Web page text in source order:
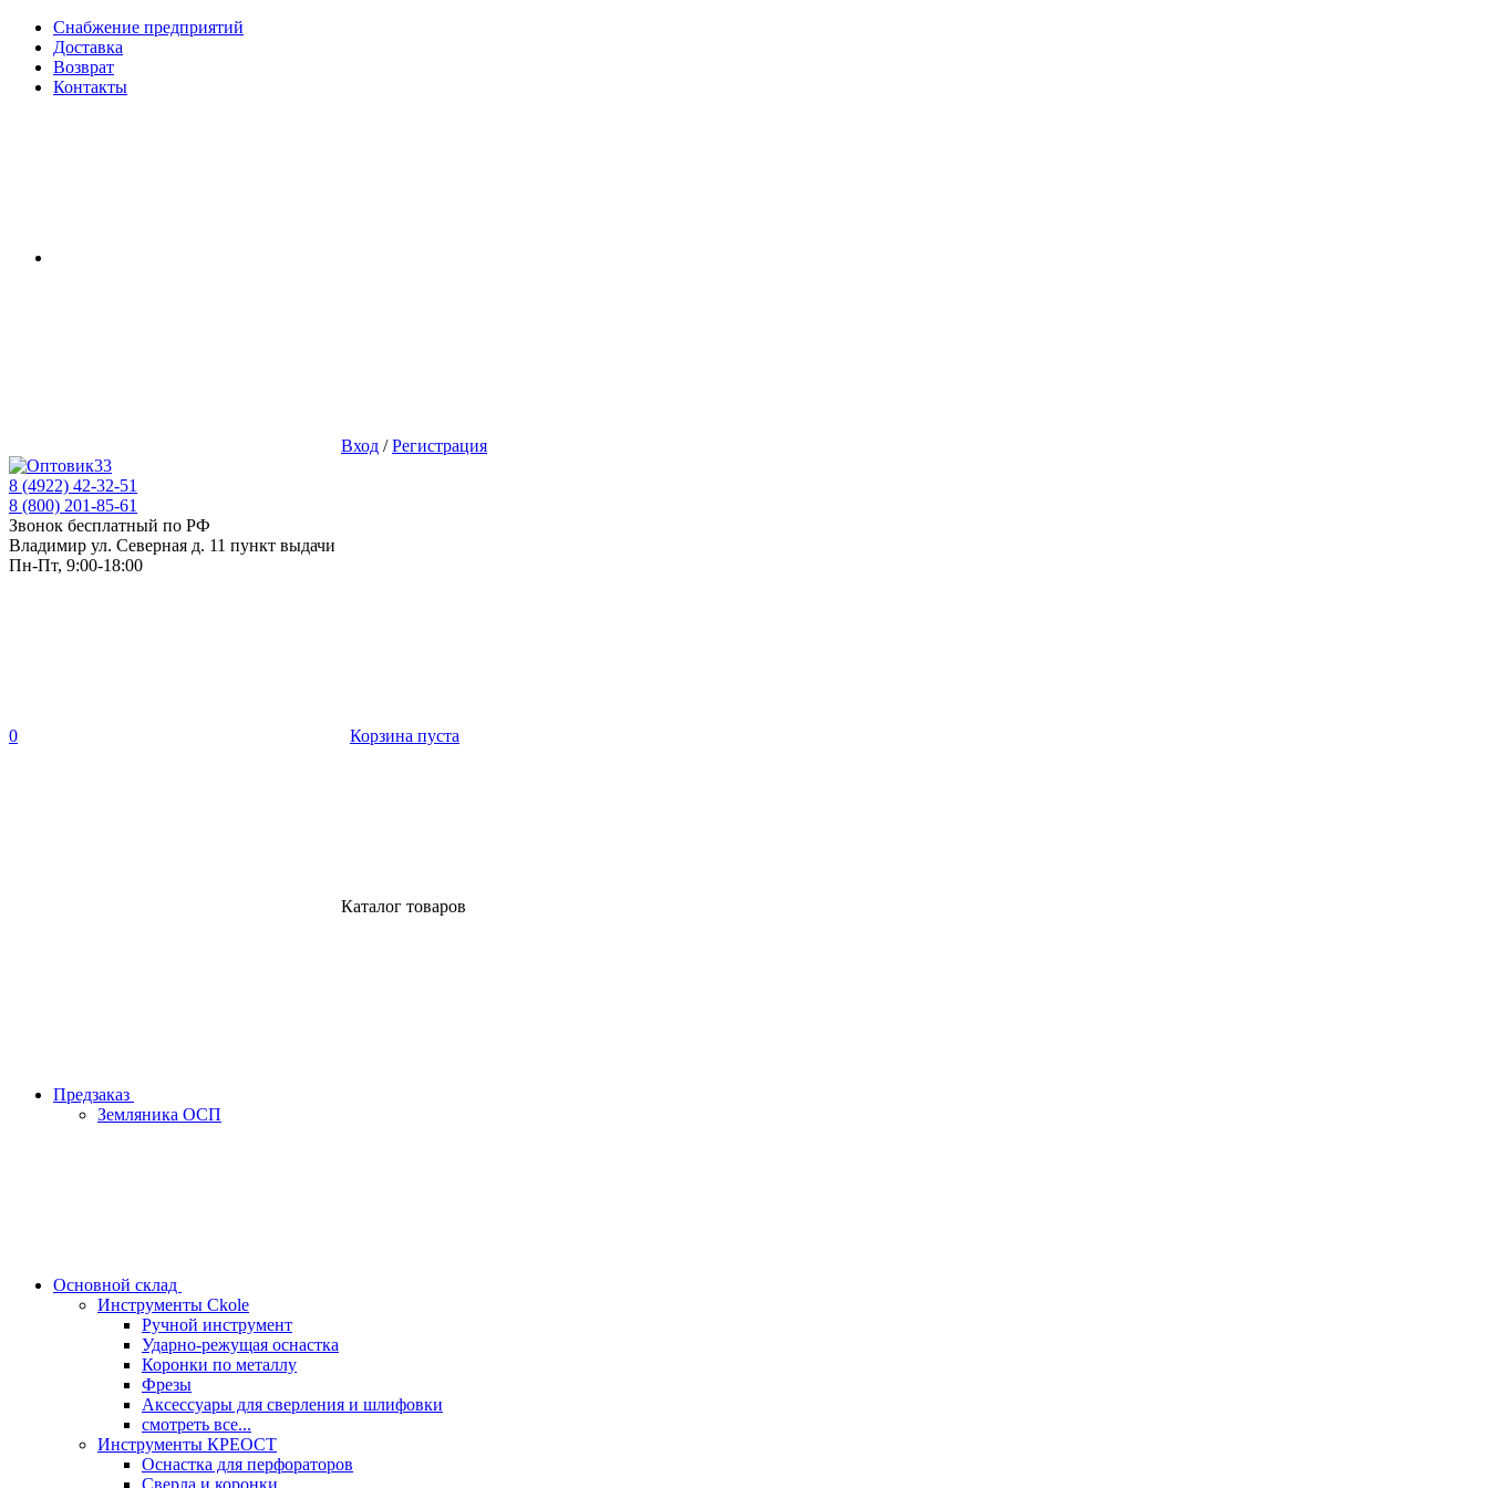
Снабжение предприятий
Доставка
Возврат
Контакты
Вход /Регистрация
8 (4922) 42-32-51
8 (800) 201-85-61
Звонок бесплатный по РФ
Владимир ул. Северная д. 11 пункт выдачи
Пн-Пт, 9:00-18:00
0 Корзина пуста
Каталог товаров
Предзаказ
Земляника ОСП
Основной склад
Инструменты Ckole
Ручной инструмент
Ударно‑режущая оснастка
Коронки по металлу
Фрезы
Аксессуары для сверления и шлифовки
смотреть все...
Инструменты КРЕОСТ
Оснастка для перфораторов
Сверла и коронки